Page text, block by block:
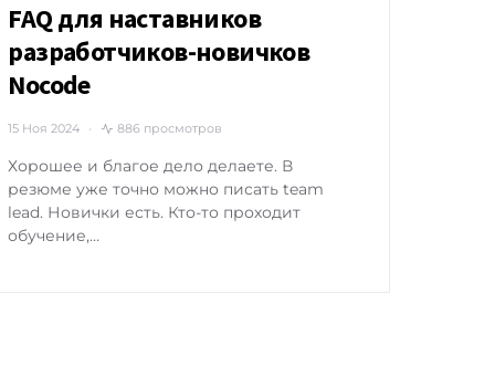
FAQ для наставников
разработчиков-новичков
Nocode
15 Ноя 2024 886 просмотров
Хорошее и благое дело делаете. В
резюме уже точно можно писать team
lead. Новички есть. Кто-то проходит
обучение,…